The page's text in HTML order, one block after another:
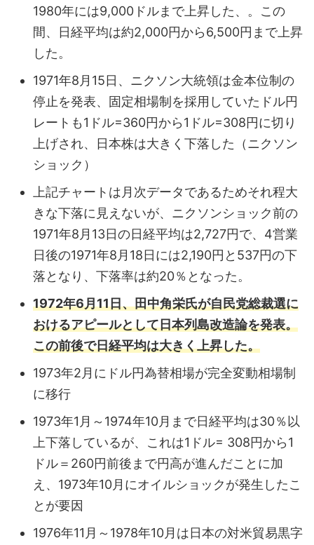
1980年には9,000ドルまで上昇した、。この
間、日経平均は約2,000円から6,500円まで上昇
した。
1971年8月15日、ニクソン大統領は金本位制の
停止を発表、固定相場制を採用していたドル円
レートも1ドル=360円から1ドル=308円に切り
上げされ、日本株は大きく下落した（ニクソン
ショック）
上記チャートは月次データであるためそれ程大
きな下落に見えないが、ニクソンショック前の
1971年8月13日の日経平均は2,727円で、4営業
日後の1971年8月18日には2,190円と537円の下
落となり、下落率は約20％となった。
1972年6月11日、田中角栄氏が自民党総裁選に
おけるアピールとして日本列島改造論を発表。
この前後で日経平均は大きく上昇した。
1973年2月にドル円為替相場が完全変動相場制
に移行
1973年1月～1974年10月まで日経平均は30％以
上下落しているが、これは1ドル= 308円から1
ドル＝260円前後まで円高が進んだことに加
え、1973年10月にオイルショックが発生したこ
とが要因
1976年11月～1978年10月は日本の対米貿易黒字